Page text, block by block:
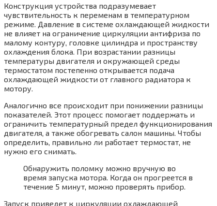
Конструкция устройства подразумевает
чувствительность к переменам в температурном
режиме. Давление в системе охлаждающей жидкости
не влияет на ограничение циркуляции антифриза по
малому контуру, головке цилиндра и пространству
охлаждения блока. При возрастании разницы
температуры двигателя и окружающей среды
термостатом постепенно открывается подача
охлаждающей жидкости от главного радиатора к
мотору.
Аналогично все происходит при понижении разницы
показателей. Этот процесс помогает поддержать и
ограничить температурный предел функционирования
двигателя, а также обогревать салон машины. Чтобы
определить, правильно ли работает термостат, не
нужно его снимать.
Обнаружить поломку можно вручную во
время запуска мотора. Когда он прогреется в
течение 5 минут, можно проверять прибор.
Запуск приведет к циркуляции охлаждающей